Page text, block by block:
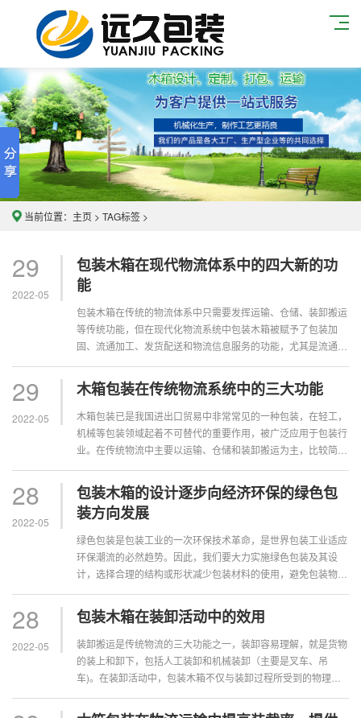
当前位置： 主页 > TAG标签 >
29
2022-05
包装木箱在现代物流体系中的四大新的功
能
包装木箱在传统的物流体系中只需要发挥运输、仓储、装卸搬运
等传统功能，但在现代化物流系统中包装木箱被赋予了包装加
固、流通加工、发货配送和物流信息服务的功能，尤其是流通加
的，是现代物流的最重要特征。物流包装技术水平的不断提升，
将为物流行业的整体进步提...
29
2022-05
木箱包装在传统物流系统中的三大功能
木箱包装已是我国进出口贸易中非常常见的一种包装，在轻工，
机械等包装领域起着不可替代的重要作用，被广泛应用于包装行
业。在传统物流中主要以运输、仓储和装卸搬运为主，比较简单
仓储功能、装卸搬运功能。...
28
2022-05
包装木箱的设计逐步向经济环保的绿色包
装方向发展
绿色包装是包装工业的一次环保技术革命，是世界包装工业适应
环保潮流的必然趋势。因此，我们要大力实施绿色包装及其设
计，选择合理的结构或形状减少包装材料的使用，避免包装物的
弃后的回收和再循环利用,最终实现对产品技术先进、经济环保
的绿色包装。...
28
2022-05
包装木箱在装卸活动中的效用
装卸搬运是传统物流的三大功能之一，装卸容易理解，就是货物
的装上和卸下，包括人工装卸和机械装卸（主要是叉车、吊
车)。在装卸活动中，包装木箱不仅与装卸过程所受到的物理作
还是人力装卸，都会有跌落的情况。...